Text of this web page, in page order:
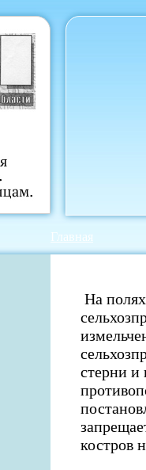
Главная
На
стерни и
костров